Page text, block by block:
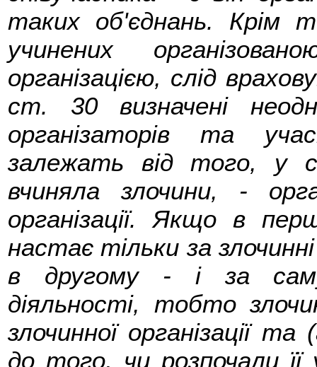
таких об'єднань. Крім
учинених
організацією, слід
ст. 30 визначені
організаторів та
залежать від того, у
вчиняла злочини, -
організації. Якщо в
настає тільки за злочинні
в другому - і за саму
діяльності, тобто
злочинної організації
до того, чи розпочали